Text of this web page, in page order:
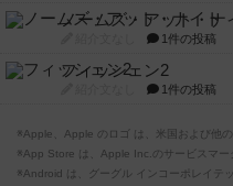
ノームズ・アット・ナ
1件の投稿
フィッシェン2
1件の投稿
※Apple、Apple のロゴ は、米国および他
※App Store は、Apple Inc.のサービスマー
※Android は、グーグル インコーポレイテ